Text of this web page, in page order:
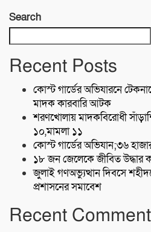
Search
Recent Posts
কোস্ট গার্ডের অভিযারনে
মাদক কারবারি আটক
শরণখোলায় মাদকবিরোধী
১০,মামলা ১১
কোস্ট গার্ডের অভিযান;৩৬
১৮ জন জেলেকে জীবিত উদ্ধার
জুলাই গণঅভ্যুত্থান দিবসে
প্রশাসনের সমাবেশ
Recent